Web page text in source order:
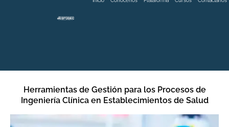
Herramientas de Gestión para los Procesos de
Ingeniería Clínica en Establecimientos de Salud